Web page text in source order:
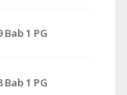
1 PG
1 PG